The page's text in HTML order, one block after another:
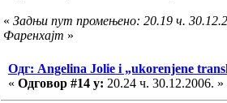
« Задњи пут промењено: 20.19 ч.
Фаренхајт »
Одг: Angelina Jolie i „ukorenjene
« Одговор #14 у: 20.24 ч. 30.12.2006. »